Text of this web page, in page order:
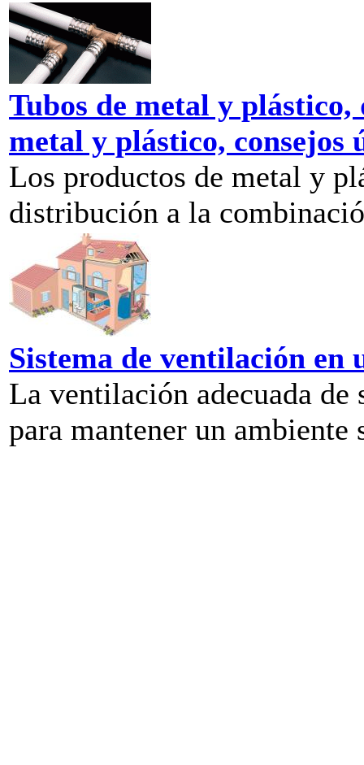
Tubos de metal y plástico,
metal y plástico, consejos
Los productos de metal y
distribución a la
Sistema de ventilación en
La ventilación adecuada de
para mantener un ambiente